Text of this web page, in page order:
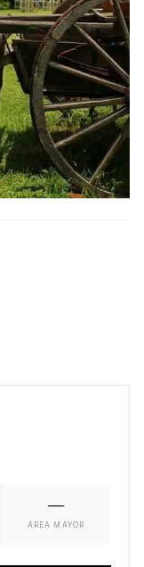
—
ÁREA MAYOR